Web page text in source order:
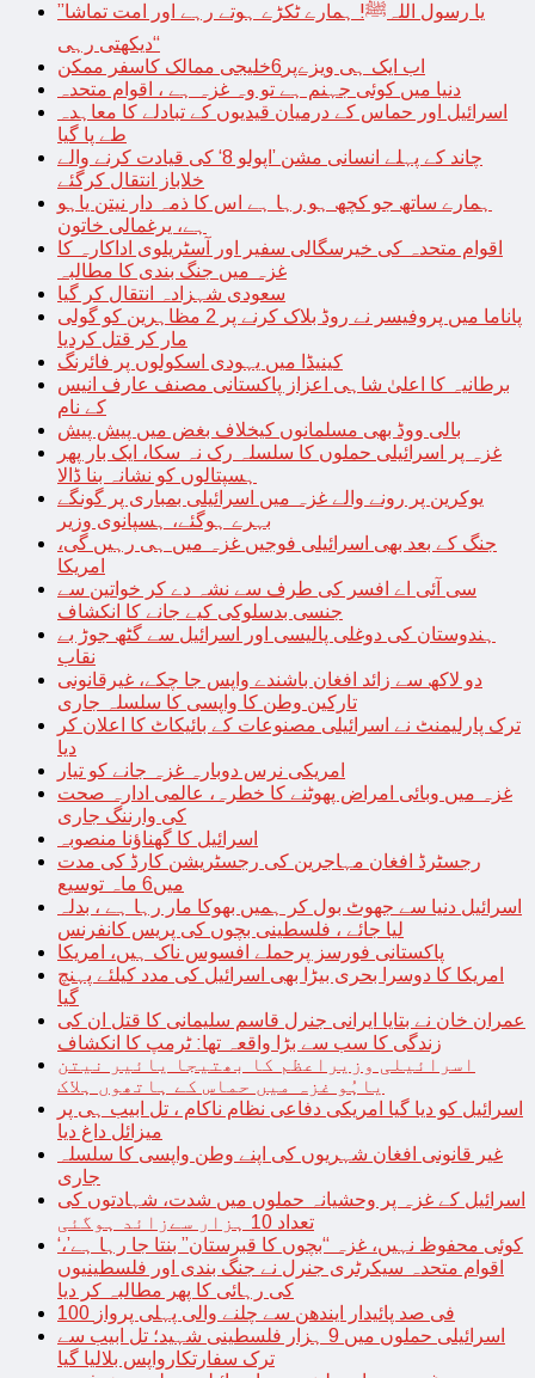
’’یا رسول اللہﷺ! ہمارے ٹکڑے ہوتے رہے اور امت تماشا
دیکھتی رہی‘‘
اب ایک ہی ویزےپر6خلیجی ممالک کاسفر ممکن
دنیا میں کوئی جہنم ہے تو وہ غزہ ہے ، اقوام متحدہ
اسرائیل اور حماس کے درمیان قیدیوں کے تبادلے کا معاہدہ
طے پا گیا
چاند کے پہلے انسانی مشن ’اپولو 8‘ کی قیادت کرنے والے
خلاباز انتقال کرگئے
ہمارے ساتھ جو کچھ ہو رہا ہے اس کا ذمہ دار نیتن یاہو
ہے، یرغمالی خاتون
اقوام متحدہ کی خیرسگالی سفیر اور آسٹریلوی اداکارہ کا
غزہ میں جنگ بندی کا مطالبہ
سعودی شہزادہ انتقال کر گیا
پاناما میں پروفیسر نے روڈ بلاک کرنے پر 2 مظاہرین کو گولی
مار کر قتل کردیا
کینیڈا میں یہودی اسکولوں پر فائرنگ
برطانیہ کا اعلیٰ شاہی اعزاز پاکستانی مصنف عارف انیس
کے نام
بالی ووڈ بھی مسلمانوں کیخلاف بغض میں پیش پیش
غزہ پر اسرائیلی حملوں کا سلسلہ رک نہ سکا، ایک بار پھر
ہسپتالوں کو نشانہ بنا ڈالا
یوکرین پر رونے والے غزہ میں اسرائیلی بمباری پر گونگے
بہرے ہوگئے، ہسپانوی وزیر
جنگ کے بعد بھی اسرائیلی فوجیں غزہ میں ہی رہیں گی،
امریکا
سی آئی اے افسر کی طرف سے نشہ دے کر خواتین سے
جنسی بدسلوکی کیے جانے کا انکشاف
ہندوستان کی دوغلی پالیسی اور اسرائیل سے گٹھ جوڑ بے
نقاب
دو لاکھ سے زائد افغان باشندے واپس جا چکے، غیرقانونی
تارکین وطن کا واپسی کا سلسلہ جاری
ترک پارلیمنٹ نے اسرائیلی مصنوعات کے بائیکاٹ کا اعلان کر
دیا
امریکی نرس دوبارہ غزہ جانے کو تیار
غزہ میں وبائی امراض پھوٹنے کا خطرہ، عالمی ادارہ صحت
کی وارننگ جاری
اسرائیل کا گھناؤنا منصوبہ
رجسٹرڈ افغان مہاجرین کی رجسٹریشن کارڈ کی مدت
میں6 ماہ توسیع
اسرائیل دنیا سے جھوٹ بول کر ہمیں بھوکا مار رہا ہے ، بدلہ
لیا جائے ، فلسطینی بچوں کی پریس کانفرنس
پاکستانی فورسز پرحملے افسوس ناک ہیں، امریکا
امریکا کا دوسرا بحری بیڑا بھی اسرائیل کی مدد کیلئے پہنچ
گیا
عمران خان نے بتایا ایرانی جنرل قاسم سلیمانی کا قتل ان کی
زندگی کا سب سے بڑا واقعہ تھا: ٹرمپ کا انکشاف
اسرائیلی وزیراعظم کا بھتیجا یائیر نیتن
یاہُو غزہ میں حماس کے ہاتھوں ہلاک
اسرائیل کو دیا گیا امریکی دفاعی نظام ناکام ، تل ابیب ہی پر
میزائل داغ دیا
غیر قانونی افغان شہریوں کی اپنے وطن واپسی کا سلسلہ
جاری
اسرائیل کے غزہ پر وحشیانہ حملوں میں شدت، شہادتوں کی
تعداد 10 ہزار سےزائد ہوگئی
‘کوئی محفوظ نہیں، غزہ “بچوں کا قبرستان” بنتا جا رہا ہے’،
اقوام متحدہ سیکرٹری جنرل نے جنگ بندی اور فلسطینیوں
کی رہائی کا پھر مطالبہ کر دیا
100 فی صد پائیدار ایندھن سے چلنے والی پہلی پرواز
اسرائیلی حملوں میں 9 ہزار فلسطینی شہید؛ تل ابیب سے
ترک سفارتکارواپس بلالیا گیا